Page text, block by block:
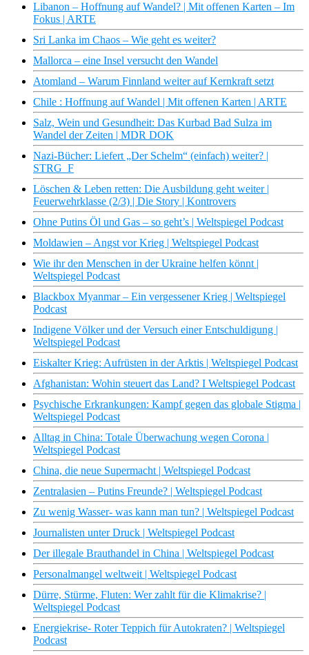
Libanon – Hoffnung auf Wandel? | Mit offenen Karten – Im
Fokus | ARTE
Sri Lanka im Chaos – Wie geht es weiter?
Mallorca – eine Insel versucht den Wandel
Atomland – Warum Finnland weiter auf Kernkraft setzt
Chile : Hoffnung auf Wandel | Mit offenen Karten | ARTE
Salz, Wein und Gesundheit: Das Kurbad Bad Sulza im
Wandel der Zeiten | MDR DOK
Nazi-Bücher: Liefert „Der Schelm“ (einfach) weiter? |
STRG_F
Löschen & Leben retten: Die Ausbildung geht weiter |
Feuerwehrklasse (2/3) | Die Story | Kontrovers
Ohne Putins Öl und Gas – so geht’s | Weltspiegel Podcast
Moldawien – Angst vor Krieg | Weltspiegel Podcast
Wie ihr den Menschen in der Ukraine helfen könnt |
Weltspiegel Podcast
Blackbox Myanmar – Ein vergessener Krieg | Weltspiegel
Podcast
Indigene Völker und der Versuch einer Entschuldigung |
Weltspiegel Podcast
Eiskalter Krieg: Aufrüsten in der Arktis | Weltspiegel Podcast
Afghanistan: Wohin steuert das Land? I Weltspiegel Podcast
Psychische Erkrankungen: Kampf gegen das globale Stigma |
Weltspiegel Podcast
Alltag in China: Totale Überwachung wegen Corona |
Weltspiegel Podcast
China, die neue Supermacht | Weltspiegel Podcast
Zentralasien – Putins Freunde? | Weltspiegel Podcast
Zu wenig Wasser- was kann man tun? | Weltspiegel Podcast
Journalisten unter Druck | Weltspiegel Podcast
Der illegale Brauthandel in China | Weltspiegel Podcast
Personalmangel weltweit | Weltspiegel Podcast
Dürre, Stürme, Fluten: Wer zahlt für die Klimakrise? |
Weltspiegel Podcast
Energiekrise- Roter Teppich für Autokraten? | Weltspiegel
Podcast